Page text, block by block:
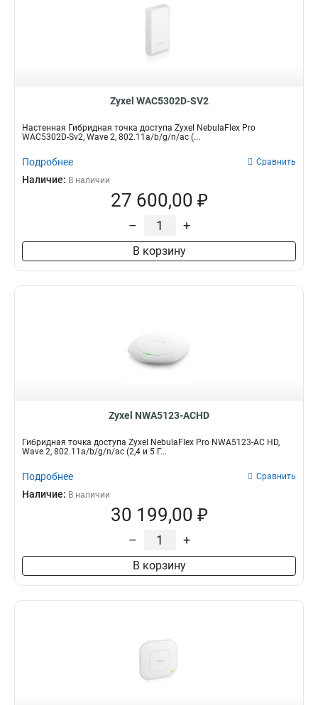
Zyxel WAC5302D-SV2
Настенная Гибридная точка доступа Zyxel NebulaFlex Pro
WAC5302D-Sv2, Wave 2, 802.11a/b/g/n/ac (...
Подробнее Сравнить
Наличие: В наличии
27 600,00 ₽
– +
В корзину
Zyxel NWA5123-ACHD
Гибридная точка доступа Zyxel NebulaFlex Pro NWA5123-AC HD,
Wave 2, 802.11a/b/g/n/ac (2,4 и 5 Г...
Подробнее Сравнить
Наличие: В наличии
30 199,00 ₽
– +
В корзину